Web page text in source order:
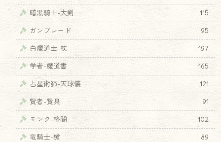
暗黒騎士-大剣
115
ガンブレード
95
白魔道士-杖
197
学者-魔道書
165
占星術師-天球儀
121
賢者-賢具
91
モンク-格闘
102
竜騎士-槍
89